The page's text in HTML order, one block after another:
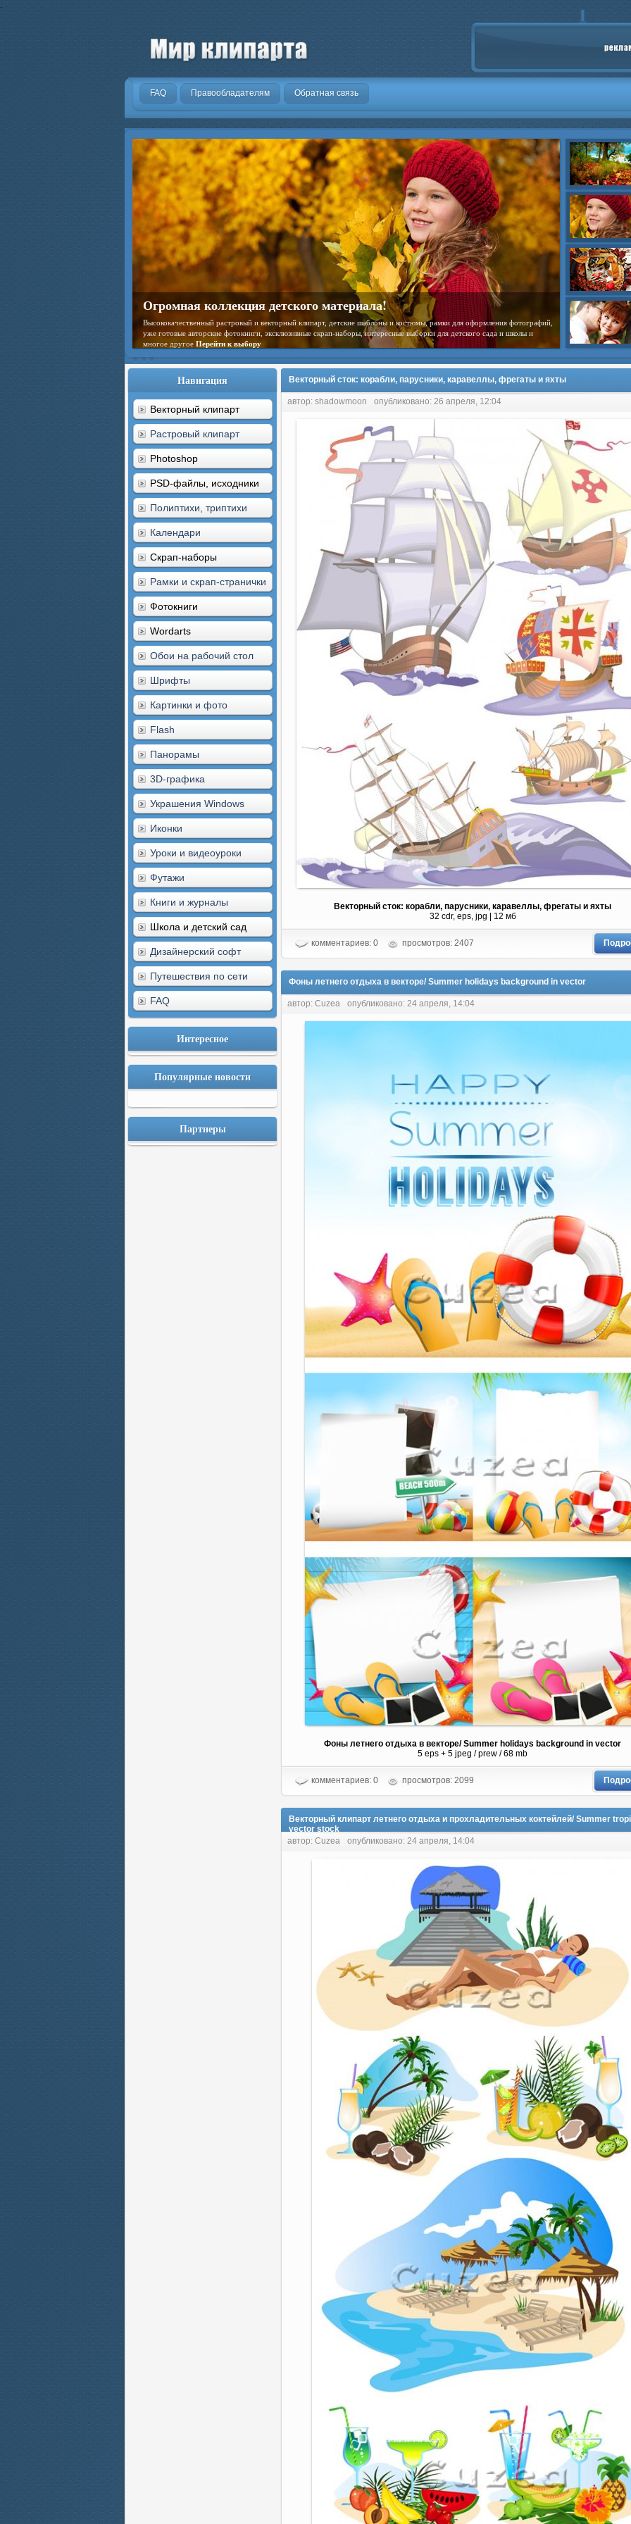
.
FAQ Правообладателям Обратная связь
Огромная коллекция детского материала!
Высококачественный растровый и векторный клипарт, детские шаблоны и костюмы, рамки для оформления фотографий,
уже готовые авторские фотокниги, эксклюзивные скрап-наборы, интересные выборки для детского сада и школы и
многое другое Перейти к выбору
Навигация
Векторный клипарт
Растровый клипарт
Photoshop
PSD-файлы, исходники
Полиптихи, триптихи
Календари
Скрап-наборы
Рамки и скрап-странички
Фотокниги
Wordarts
Обои на рабочий стол
Шрифты
Картинки и фото
Flash
Панорамы
3D-графика
Украшения Windows
Иконки
Уроки и видеоуроки
Футажи
Книги и журналы
Школа и детский сад
Дизайнерский софт
Путешествия по сети
FAQ
Интересное
Популярные новости
Партнеры
Векторный сток: корабли, парусники, каравеллы, фрегаты и яхты
автор: shadowmoon опубликовано: 26 апреля, 12:04
Векторный сток: корабли, парусники, каравеллы, фрегаты и яхты
32 cdr, eps, jpg | 12 мб
комментариев: 0 просмотров: 2407
Фоны летнего отдыха в векторе/ Summer holidays background in vector
автор: Cuzea опубликовано: 24 апреля, 14:04
Фоны летнего отдыха в векторе/ Summer holidays background in vector
5 eps + 5 jpeg / prew / 68 mb
комментариев: 0 просмотров: 2099
Векторный клипарт летнего отдыха и прохладительных коктейлей/ Summer
vector stock
автор: Cuzea
опубликовано: 24 апреля, 14:04